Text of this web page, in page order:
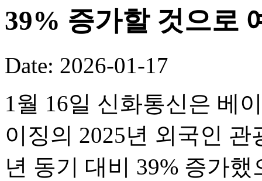
39% 증가할 것으로
Date: 2026-01-17
1월 16일 신화통신은 베
이징의 2025년 외국인
년 동기 대비 39% 증가